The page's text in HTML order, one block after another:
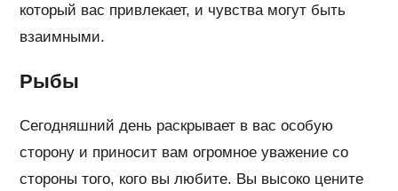
который вас привлекает, и чувства могут быть
взаимными.
Рыбы
Сегодняшний день раскрывает в вас особую
сторону и приносит вам огромное уважение со
стороны того, кого вы любите. Вы высоко цените